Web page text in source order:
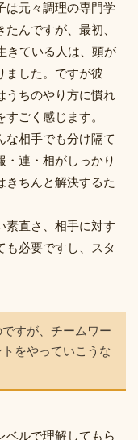
は元々調理の専門学
んですが、最初、
きている人は、頭が
ました。ですが彼
うちのやり方に慣れ
ごく感じます。
な相手でも分け隔て
・連・相がしっかり
きちんと解決するた
素直さ、相手に対す
も必要ですし、スタ
すが、チームワー
をやっていこうな
ベルで理解してもら